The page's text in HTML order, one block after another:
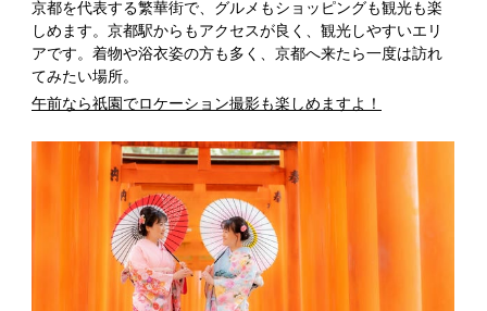
京都を代表する繁華街で、グルメもショッピングも観光も楽
しめます。京都駅からもアクセスが良く、観光しやすいエリ
アです。着物や浴衣姿の方も多く、京都へ来たら一度は訪れ
てみたい場所。
午前なら祇園でロケーション撮影も楽しめますよ！